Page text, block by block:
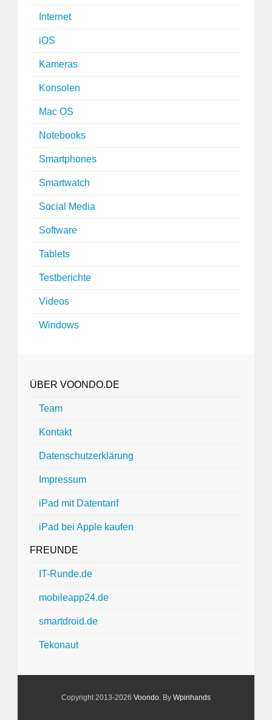
Internet
iOS
Kameras
Konsolen
Mac OS
Notebooks
Smartphones
Smartwatch
Social Media
Software
Tablets
Testberichte
Videos
Windows
ÜBER VOONDO.DE
Team
Kontakt
Datenschutzerklärung
Impressum
iPad mit Datentarif
iPad bei Apple kaufen
FREUNDE
IT-Runde.de
mobileapp24.de
smartdroid.de
Tekonaut
Copyright 2013-2026 Voondo. By Wpinhands